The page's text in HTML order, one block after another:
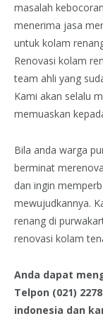
masalah
menerima jasa
untuk kolam
Renovasi kolam
team ahli yang
Kami akan selalu
memuaskan
Bila anda warga
berminat
dan ingin
mewujudkannya.
renang di
renovasi kolam
Anda dapat
Telpon (021)
indonesia dan